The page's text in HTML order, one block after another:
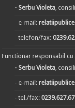
- Serbu Violeta,
- e-mail:
- telefon/fax:
Functionar responsabil
- Serbu Violeta,
- e-mail:
- tel./fax: